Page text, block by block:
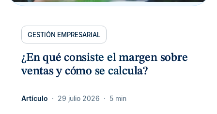
GESTIÓN EMPRESARIAL
¿En qué consiste el margen sobre
ventas y cómo se calcula?
Artículo 29 julio 2026 5 min